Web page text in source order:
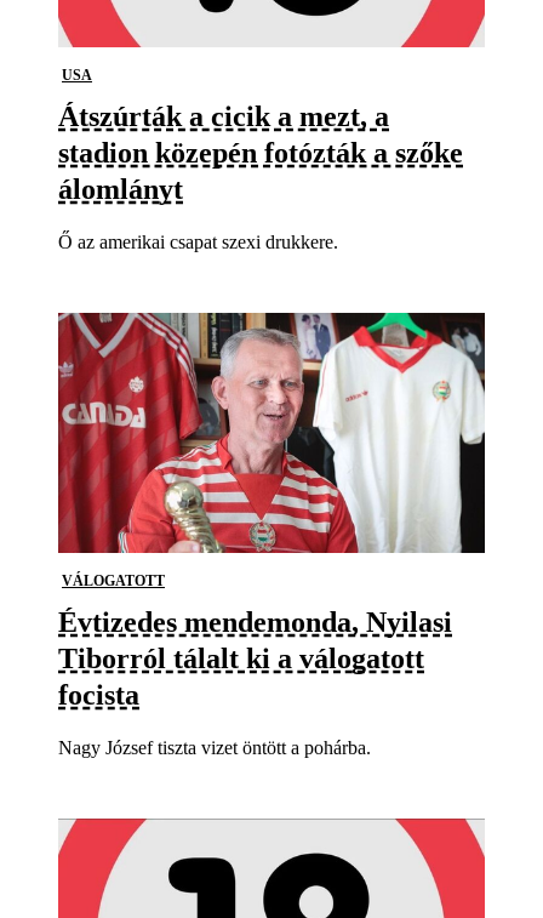
USA
Átszúrták a cicik a mezt, a
stadion közepén fotózták a szőke
álomlányt
Ő az amerikai csapat szexi drukkere.
VÁLOGATOTT
Évtizedes mendemonda, Nyilasi
Tiborról tálalt ki a válogatott
focista
Nagy József tiszta vizet öntött a pohárba.